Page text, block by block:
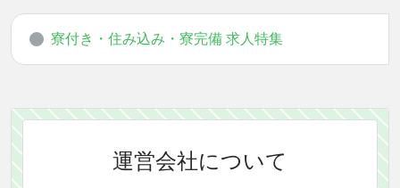
寮付き・住み込み・寮完備 求人特集
運営会社について